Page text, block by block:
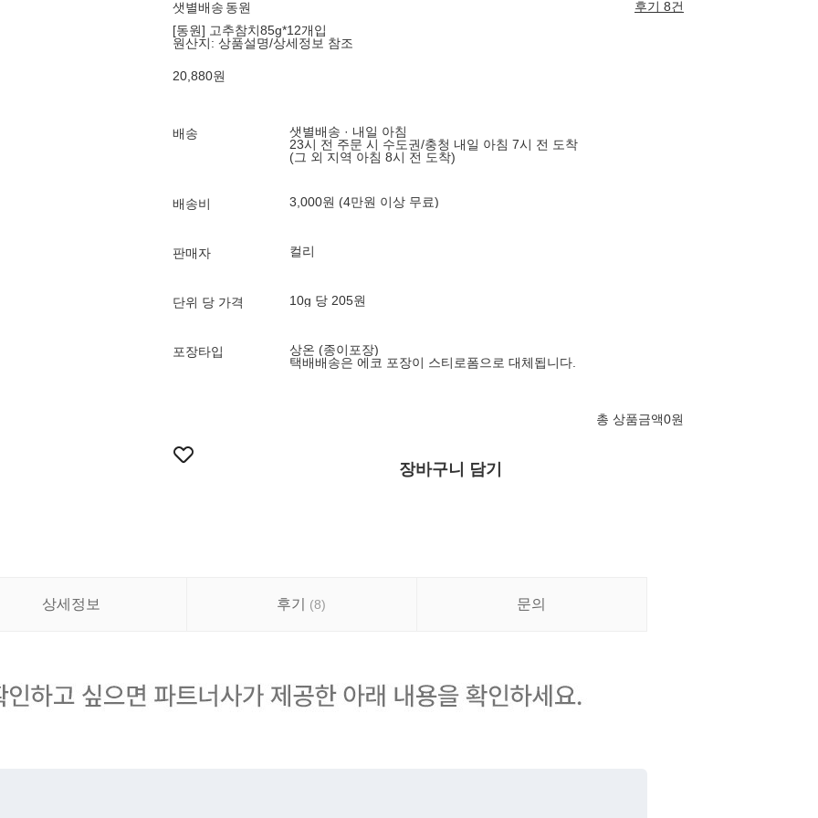
샛별배송 동원
후기 8건
[동원] 고추참치85g*12개입
원산지: 상품설명/상세정보 참조
20,880원
배송
샛별배송 · 내일 아침
23시 전 주문 시 수도권/충청 내일 아침 7시 전 도착
(그 외 지역 아침 8시 전 도착)
배송비 3,000원 (4만원 이상 무료)
판매자 컬리
단위 당 가격 10g 당 205원
포장타입
상온 (종이포장)
택배배송은 에코 포장이 스티로폼으로 대체됩니다.
총 상품금액0원
장바구니 담기
상세정보 후기 (8) 문의